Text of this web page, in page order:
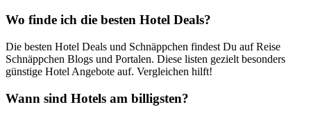
Wo finde ich die besten Hotel Deals?
Die besten Hotel Deals und Schnäppchen findest Du auf Reise
Schnäppchen Blogs und Portalen. Diese listen gezielt besonders
günstige Hotel Angebote auf. Vergleichen hilft!
Wann sind Hotels am billigsten?